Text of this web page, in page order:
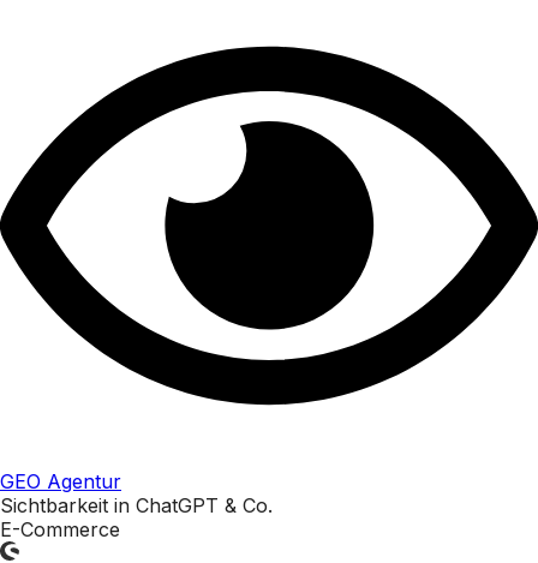
GEO Agentur
Sichtbarkeit in ChatGPT & Co.
E-Commerce